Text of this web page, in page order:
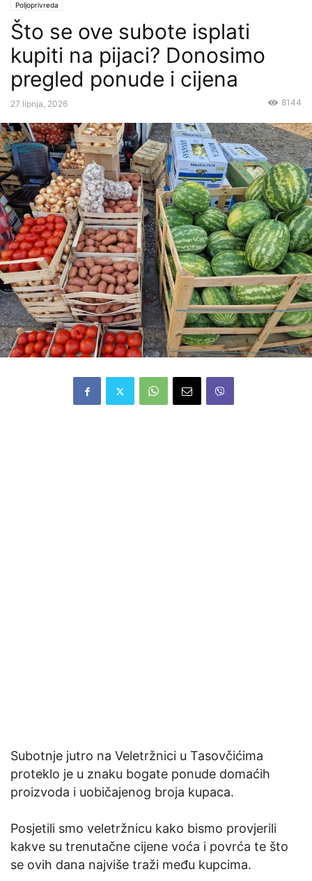
Poljoprivreda
Što se ove subote isplati
kupiti na pijaci? Donosimo
pregled ponude i cijena
27 lipnja, 2026 8144
Subotnje jutro na Veletržnici u Tasovčićima
proteklo je u znaku bogate ponude domaćih
proizvoda i uobičajenog broja kupaca.
Posjetili smo veletržnicu kako bismo provjerili
kakve su trenutačne cijene voća i povrća te što
se ovih dana najviše traži među kupcima.